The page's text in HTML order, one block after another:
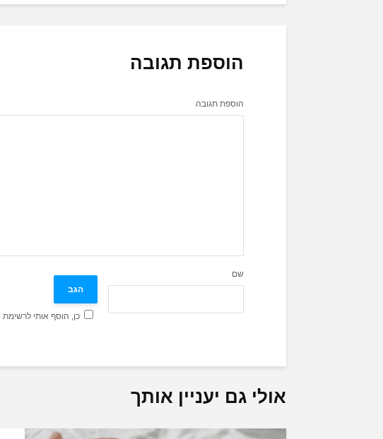
הוספת תגובה
הוספת תגובה
שם
כן, הוסף אותי לרשימת
אולי גם יעניין אותך